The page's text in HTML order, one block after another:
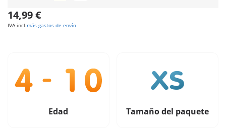
14,99 €
IVA incl.más gastos de envío
Edad Tamaño del paquete